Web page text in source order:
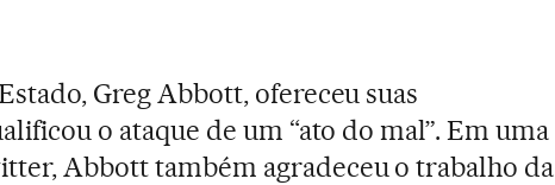
Greg Abbott, ofereceu suas
o ataque de um “ato do mal”. Em uma
Abbott também agradeceu o trabalho da